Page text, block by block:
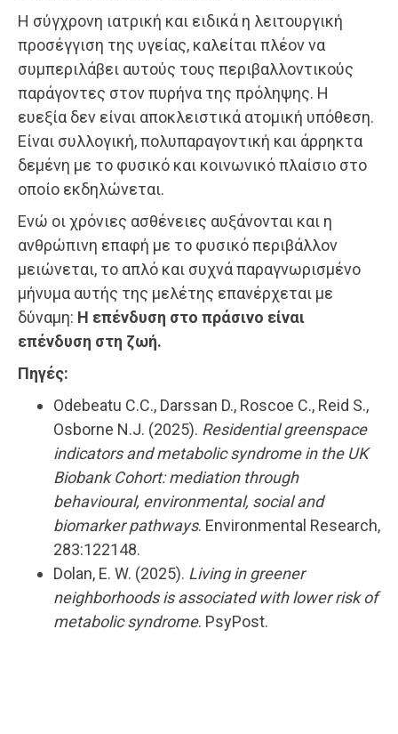
Η σύγχρονη ιατρική και ειδικά η λειτουργική
προσέγγιση της υγείας, καλείται πλέον να
συμπεριλάβει αυτούς τους περιβαλλοντικούς
παράγοντες στον πυρήνα της πρόληψης. Η
ευεξία δεν είναι αποκλειστικά ατομική υπόθεση.
Είναι συλλογική, πολυπαραγοντική και άρρηκτα
δεμένη με το φυσικό και κοινωνικό πλαίσιο στο
οποίο εκδηλώνεται.
Ενώ οι χρόνιες ασθένειες αυξάνονται και η
ανθρώπινη επαφή με το φυσικό περιβάλλον
μειώνεται, το απλό και συχνά παραγνωρισμένο
μήνυμα αυτής της μελέτης επανέρχεται με
δύναμη: Η επένδυση στο πράσινο είναι
επένδυση στη ζωή.
Πηγές:
Odebeatu C.C., Darssan D., Roscoe C., Reid S.,
Osborne N.J. (2025). Residential greenspace
indicators and metabolic syndrome in the UK
Biobank Cohort: mediation through
behavioural, environmental, social and
biomarker pathways. Environmental Research,
283:122148.
Dolan, E. W. (2025). Living in greener
neighborhoods is associated with lower risk of
metabolic syndrome. PsyPost.